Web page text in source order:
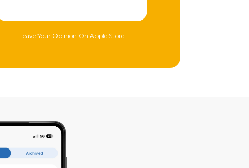
Leave Your Opinion On Apple Store